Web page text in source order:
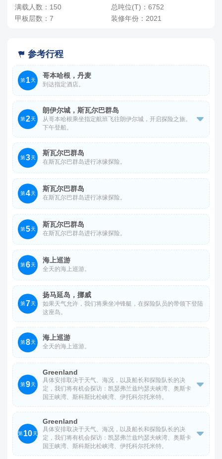
满载人数：150
总吨位(T)：6752
甲板层数：7
装修年份：2021
 参考行程
第 1天
哥本哈根，丹麦
到达指定酒店。
第2天
朗伊尔城，斯瓦尔巴群岛
从哥本哈根乘坐指定航班飞往朗伊尔城，开启探险之旅。
下午登船。

邮轮抵港/离港时间以实际为准。
第3天
斯瓦尔巴群岛
在斯瓦尔巴群岛进行冰缘探险。
第4天
斯瓦尔巴群岛
在斯瓦尔巴群岛进行冰缘探险。
第5天
斯瓦尔巴群岛
在斯瓦尔巴群岛进行冰缘探险。
第6天
海上巡游
全天的海上巡游。
第7天
扬马延岛，挪威
如果天气允许，我们将乘坐冲锋艇，在探险队员的带领下登陆
这座岛。
第8天
海上巡游
全天的海上巡游。
第9天
Greenland
具体安排取决于天气、海况，以及船长和探险队长的决
定，我们将有机会探访：凯瑟弗兰兹约瑟夫峡湾、奥斯卡
国王峡湾、斯科斯比松峡湾、伊托科尔托米特。

*以上行程安排仅供参考，或根据实际情况有改变，以船司
实际安排为准。
第10天
Greenland
具体安排取决于天气、海况，以及船长和探险队长的决
定，我们将有机会探访：凯瑟弗兰兹约瑟夫峡湾、奥斯卡
国王峡湾、斯科斯比松峡湾、伊托科尔托米特。
